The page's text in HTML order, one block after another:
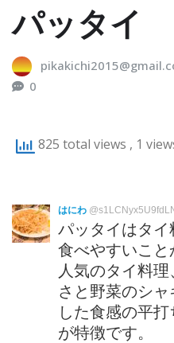
パッタイ
0
825 total views , 1
はにわ
パッタイはタイ
食べやすいこ
人気のタイ料
さと野菜のシ
した食感の平
が特徴です。